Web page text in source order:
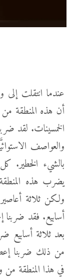
أن هذه المنطقة
الخمسينات. لقد
والعواصف
يضرب هذه
ولكن ثلاثة
بعد ثلاثة أسابيع
من ذلك ضربنا
في هذا المنطقة من